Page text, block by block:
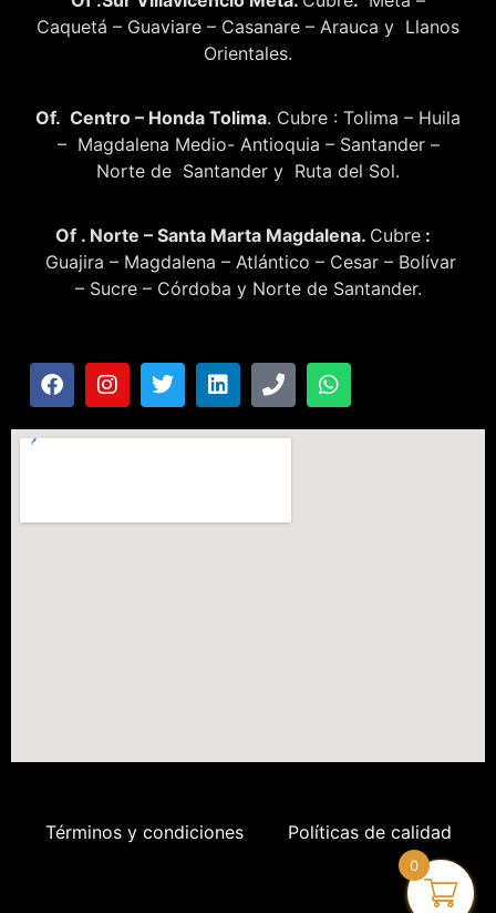
Caquetá – Guaviare – Casanare – Arauca y Llanos
Orientales.
Of. Centro – Honda Tolima. Cubre : Tolima – Huila
– Magdalena Medio- Antioquia – Santander –
Norte de Santander y Ruta del Sol.
Of . Norte – Santa Marta Magdalena. Cubre :
Guajira – Magdalena – Atlántico – Cesar – Bolívar
– Sucre – Córdoba y Norte de Santander.
Términos y condiciones Políticas de calidad
0